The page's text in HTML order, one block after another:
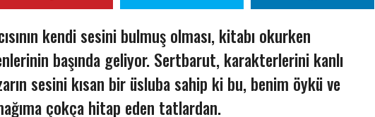
kendi sesini bulmuş olması, kitabı okurken
başında geliyor. Sertbarut, karakterlerini kanlı
sesini kısan bir üsluba sahip ki bu, benim öykü ve
çokça hitap eden tatlardan.